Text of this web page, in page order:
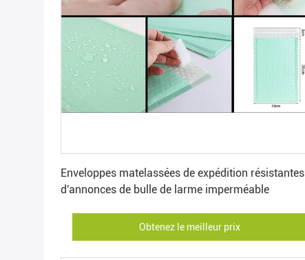
Enveloppes matelassées de expédition résistantes
d'annonces de bulle de larme imperméable
Obtenez le meilleur prix